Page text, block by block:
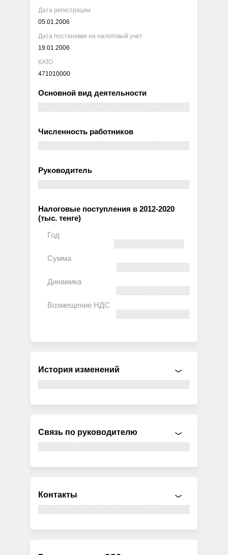
Дата регистрации
05.01.2006
Дата постановки на налоговый учет
19.01.2006
КАТО
471010000
Основной вид деятельности
Численность работников
Руководитель
Налоговые поступления в 2012-2020
(тыс. тенге)
История изменений
Связь по руководителю
Контакты